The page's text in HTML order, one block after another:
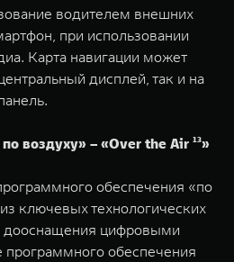
водителем внешних
при использовании
Карта навигации может
дисплей, так и на
воздуху» – «Over the Air ¹³»
обеспечения «по
ключевых технологических
цифровыми
обеспечения